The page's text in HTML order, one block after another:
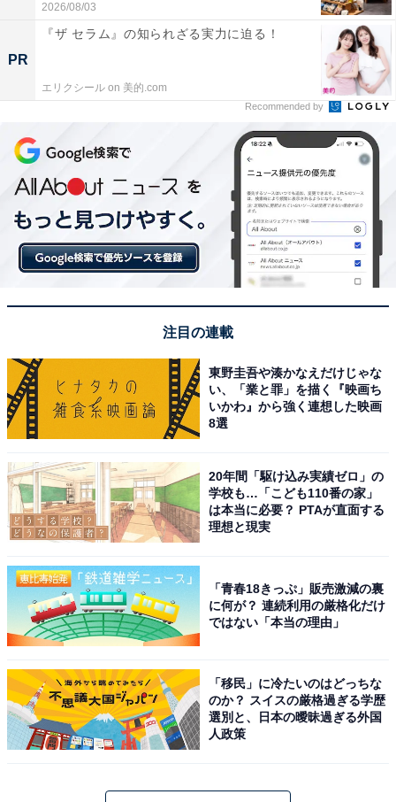
2026/08/03
PR
『ザ セラム』の知られざる実力に迫る！
エリクシール on 美的.com
Recommended by
注目の連載
東野圭吾や湊かなえだけじゃな
い、「業と罪」を描く『映画ち
いかわ』から強く連想した映画
8選
20年間「駆け込み実績ゼロ」の
学校も…「こども110番の家」
は本当に必要？ PTAが直面する
理想と現実
「青春18きっぷ」販売激減の裏
に何が？ 連続利用の厳格化だけ
ではない「本当の理由」
「移民」に冷たいのはどっちな
のか？ スイスの厳格過ぎる学歴
選別と、日本の曖昧過ぎる外国
人政策